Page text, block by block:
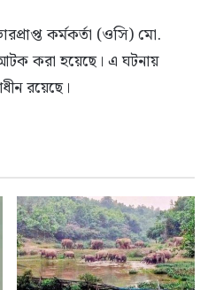
কর্মকর্তা (ওসি) মো.
করা হয়েছে। এ ঘটনায়
রয়েছে।